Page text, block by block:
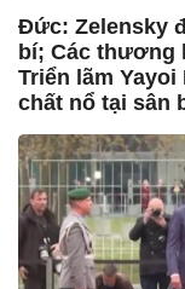
Đức: Zelensky
bí; Các thương
Triển lãm
chất nổ tại sân